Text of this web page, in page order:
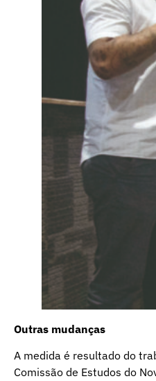
Outras mudanças
A medida é resultado do
Comissão de Estudos do